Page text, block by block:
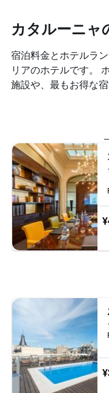
し
て
い
ま
す
過
3
日
間
に
た
今
週
末
の
客
室
の
平
均
表
い
ま
す
1
は、
客
室
の
を
表
し
て
い
ま
す
カタルーニャ
宿泊料金とホテルラ
リアのホテルです。
施設や、最もお得な